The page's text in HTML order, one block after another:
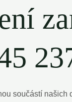
součástí našich